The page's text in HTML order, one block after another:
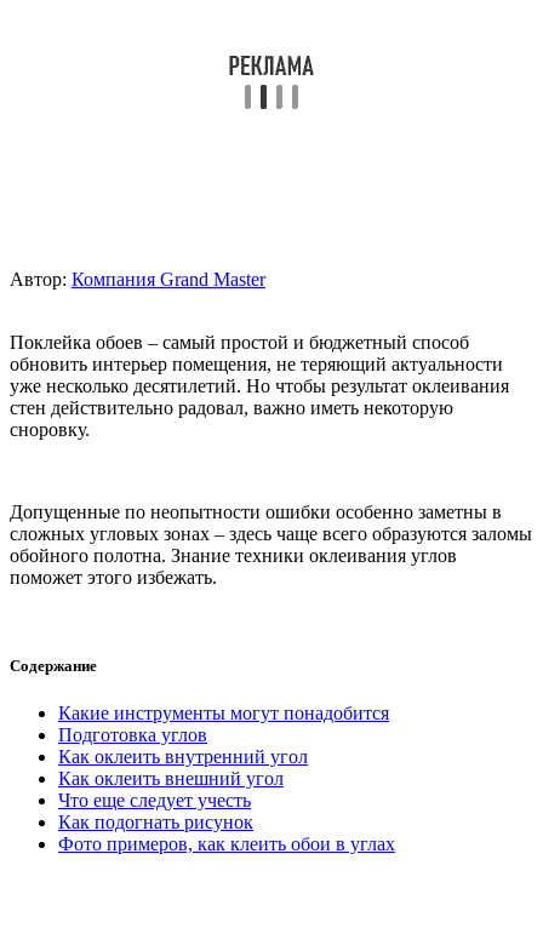
Автор: Компания Grand Master
Поклейка обоев – самый простой и бюджетный способ
обновить интерьер помещения, не теряющий актуальности
уже несколько десятилетий. Но чтобы результат оклеивания
стен действительно радовал, важно иметь некоторую
сноровку.
Допущенные по неопытности ошибки особенно заметны в
сложных угловых зонах – здесь чаще всего образуются заломы
обойного полотна. Знание техники оклеивания углов
поможет этого избежать.
Содержание
Какие инструменты могут понадобится
Подготовка углов
Как оклеить внутренний угол
Как оклеить внешний угол
Что еще следует учесть
Как подогнать рисунок
Фото примеров, как клеить обои в углах